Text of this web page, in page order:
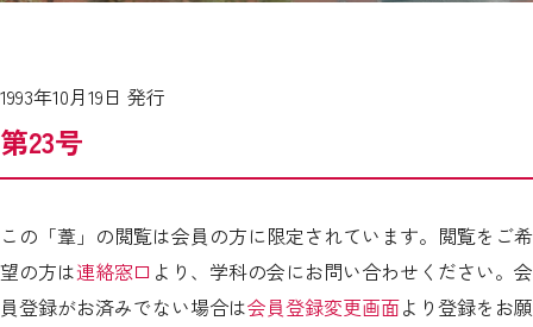
1993年10月19日 発行
第23号
この「葦」の閲覧は会員の方に限定されています。閲覧をご希
望の方は連絡窓口 より、学科の会にお問い合わせください。会
員登録がお済みでない場合は会員登録変更画面より登録をお願